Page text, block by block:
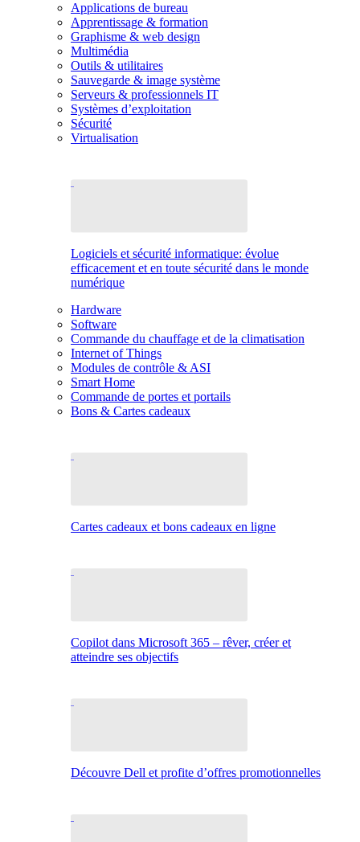
Applications de bureau
Apprentissage & formation
Graphisme & web design
Multimédia
Outils & utilitaires
Sauvegarde & image système
Serveurs & professionnels IT
Systèmes d’exploitation
Sécurité
Virtualisation
Logiciels et sécurité informatique: évolue
efficacement et en toute sécurité dans le monde
numérique
Hardware
Software
Commande du chauffage et de la climatisation
Internet of Things
Modules de contrôle & ASI
Smart Home
Commande de portes et portails
Bons & Cartes cadeaux
Cartes cadeaux et bons cadeaux en ligne
Copilot dans Microsoft 365 – rêver, créer et
atteindre ses objectifs
Découvre Dell et profite d’offres promotionnelles